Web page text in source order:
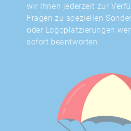
wir Ihnen jederzeit zur
Fragen zu speziellen
oder Logoplatzierungen
sofort beantworten.